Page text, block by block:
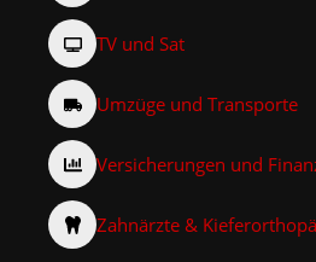
TV und Sat
Umzüge und Transporte
Versicherungen und
Zahnärzte &